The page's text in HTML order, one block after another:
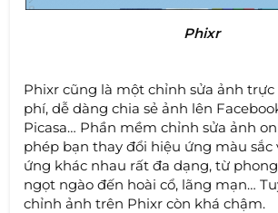
Phixr
Phixr cũng là một chỉnh sửa ảnh
phí, dễ dàng chia sẻ ảnh lên
Picasa… Phần mềm chỉnh sửa ảnh
phép bạn thay đổi hiệu ứng màu sắc
ứng khác nhau rất đa dạng, từ
ngọt ngào đến hoài cổ, lãng mạn…
chỉnh ảnh trên Phixr còn khá chậm.